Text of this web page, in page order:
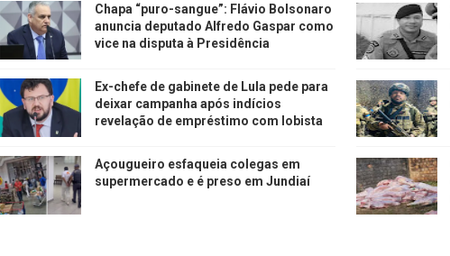
Chapa “puro-sangue”: Flávio Bolsonaro
anuncia deputado Alfredo Gaspar como
vice na disputa à Presidência
Ex-chefe de gabinete de Lula pede para
deixar campanha após indícios
revelação de empréstimo com lobista
Açougueiro esfaqueia colegas em
supermercado e é preso em Jundiaí